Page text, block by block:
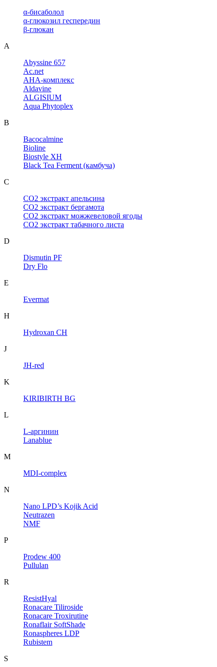
α-бисаболол
α-глюкозил геспередин
β-глюкан
A
Abyssine 657
Ac.net
AHA-комплекс
Aldavine
ALGISIUM
Aqua Phytoplex
B
Bacocalmine
Bioline
Biostyle XH
Black Tea Ferment (камбуча)
C
CO2 экстракт апельсина
CO2 экстракт бергамота
CO2 экстракт можжевеловой ягоды
CO2 экстракт табачного листа
D
Dismutin PF
Dry Flo
E
Evermat
H
Hydroxan CH
J
JH-red
K
KIRIBIRTH BG
L
L-аргинин
Lanablue
M
MDI-complex
N
Nano LPD’s Kojik Acid
Neutrazen
NMF
P
Prodew 400
Pullulan
R
ResistHyal
Ronacare Tiliroside
Ronacare Troxirutine
Ronaflair SoftShade
Ronaspheres LDP
Rubistem
S